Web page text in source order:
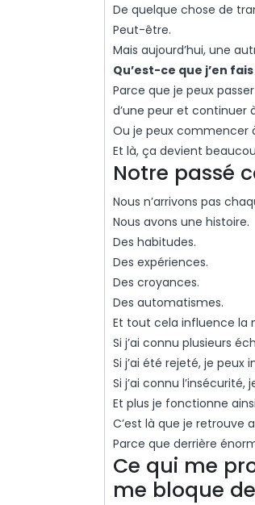
De quelque chose de
Peut-être.
Mais aujourd’hui, une
Qu’est-ce que j’en
Parce que je peux
d’une peur et continuer
Ou je peux commencer
Et là, ça devient
Notre passé
Nous n’arrivons pas
Nous avons une histoire.
Des habitudes.
Des expériences.
Des croyances.
Des automatismes.
Et tout cela influence la
Si j’ai connu plusieurs
Si j’ai été rejeté, je
Si j’ai connu
Et plus je fonctionne
C’est là que je retrouve
Parce que derrière
Ce qui me
me bloque